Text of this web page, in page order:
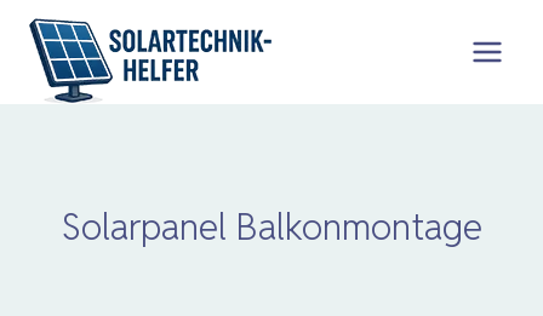
Zum
Inhalt
springen
Solarpanel Balkonmontage